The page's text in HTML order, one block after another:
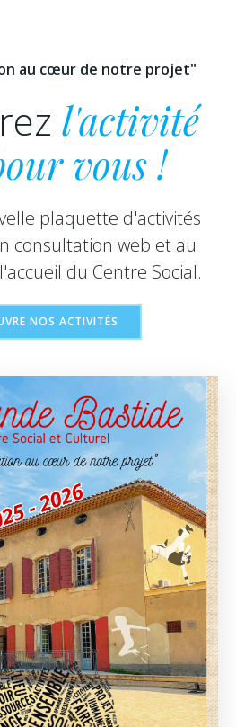
au cœur de notre projet"
l'activité
vous !
plaquette d'activités
consultation web et au
du Centre Social.
NOS ACTIVITÉS